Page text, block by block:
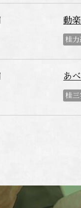
動
桂力
あ
桂三